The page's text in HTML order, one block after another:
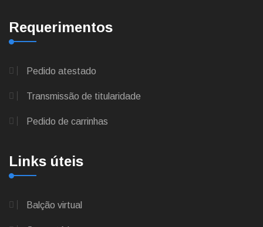
Requerimentos
Pedido atestado
Transmissão de titularidade
Pedido de carrinhas
Links úteis
Balção virtual